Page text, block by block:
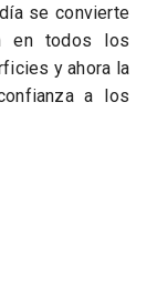
se convierte
en todos los
y ahora la
a los